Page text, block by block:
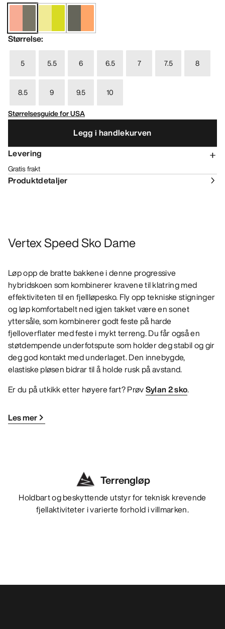
Størrelse:
5 5.5 6 6.5 7 7.5 8
8.5 9 9.5
10
Størrelsesguide for USA
Legg i handlekurven
Levering
Gratis frakt
Produktdetaljer
Vertex Speed Sko Dame
Løp opp de bratte bakkene i denne progressive
hybridskoen som kombinerer kravene til klatring med
effektiviteten til en fjellløpesko. Fly opp tekniske stigninger
og løp komfortabelt ned igjen takket være en sonet
yttersåle, som kombinerer godt feste på harde
fjelloverflater med feste i mykt terreng. Du får også en
støtdempende underfotspute som holder deg stabil og gir
deg god kontakt med underlaget. Den innebygde,
elastiske pløsen bidrar til å holde rusk på avstand.
Er du på utkikk etter høyere fart? PrøvSylan 2 sko.
Les mer
Terrengløp
Holdbart og beskyttende utstyr for teknisk krevende
fjellaktiviteter i varierte forhold i villmarken.